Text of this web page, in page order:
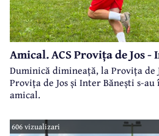
Amical. ACS Provița de Jos
Duminică dimineață, la Provița de
Provița de Jos și Inter Bănești s-
amical.
606 vizualizari